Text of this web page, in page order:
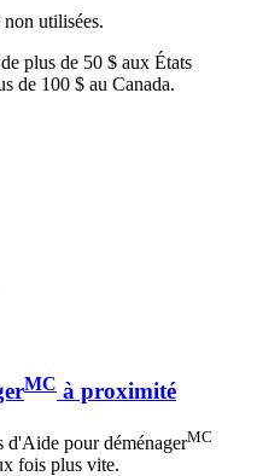
utilisées.
plus de 50 $ aux États
de 100 $ au Canada.
MC à proximité
d'Aide pour déménagerMC
fois plus vite.